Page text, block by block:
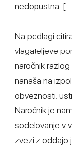
nedopustna.
Na podlagi
vlagateljeve
naročnik
nanaša na
obveznosti,
Naročnik je
sodelovanje v
zvezi z oddajo